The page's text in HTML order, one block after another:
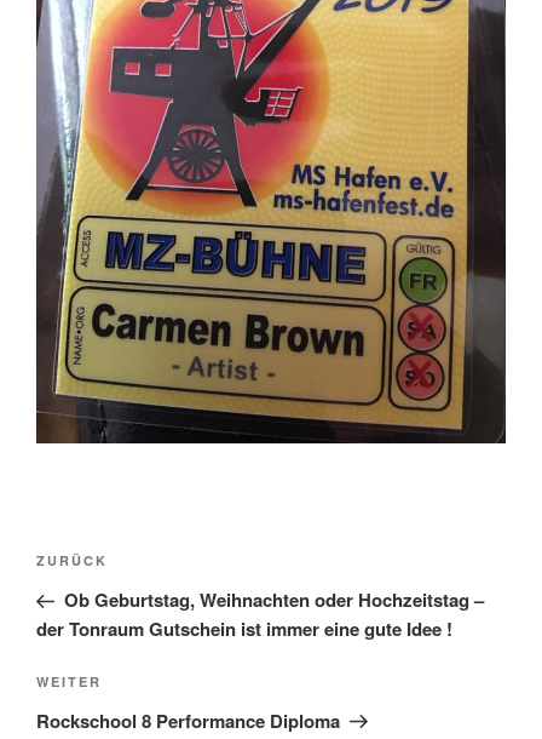
Beitragsnavigation
Vorheriger
Beitrag
ZURÜCK
Ob Geburtstag, Weihnachten oder Hochzeitstag –
der Tonraum Gutschein ist immer eine gute Idee !
Nächster
Beitrag
WEITER
Rockschool 8 Performance Diploma